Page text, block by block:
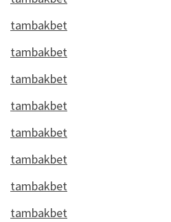
tambakbet
tambakbet
tambakbet
tambakbet
tambakbet
tambakbet
tambakbet
tambakbet